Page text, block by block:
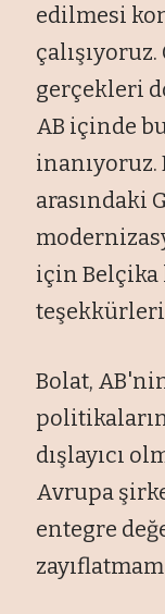
edilmesi
gerçekleri
AB içinde
inanıyoruz.
arasındaki
için
Bolat,
dışlayıcı
Avrupa
entegre